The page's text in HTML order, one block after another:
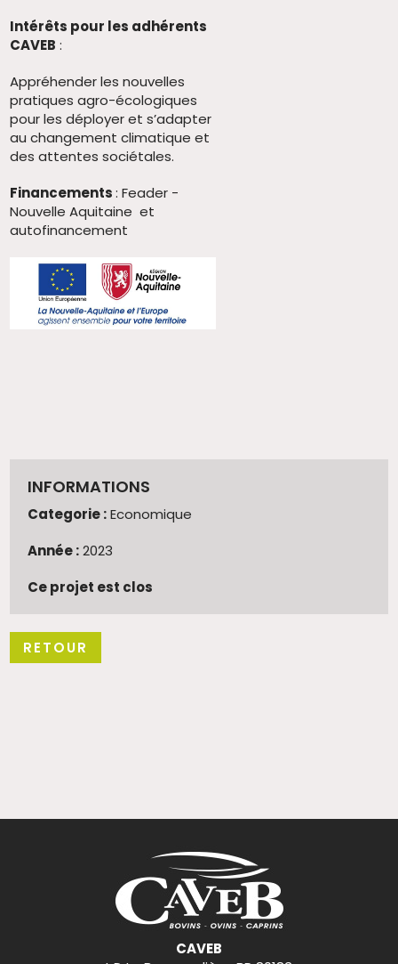
Intérêts pour les adhérents
CAVEB :
Appréhender les nouvelles
pratiques agro-écologiques
pour les déployer et s’adapter
au changement climatique et
des attentes sociétales.
Financements: Feader -
Nouvelle Aquitaine et
autofinancement
INFORMATIONS
Categorie :Economique
Année :2023
Ce projet est clos
RETOUR
CAVEB